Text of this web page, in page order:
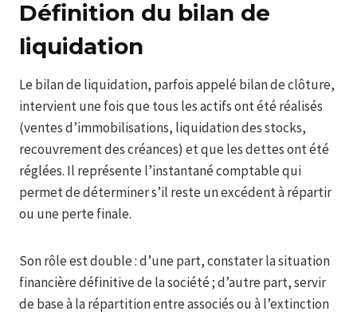
Définition du bilan de
liquidation
Le bilan de liquidation, parfois appelé bilan de clôture,
intervient une fois que tous les actifs ont été réalisés
(ventes d’immobilisations, liquidation des stocks,
recouvrement des créances) et que les dettes ont été
réglées. Il représente l’instantané comptable qui
permet de déterminer s’il reste un excédent à répartir
ou une perte finale.
Son rôle est double : d’une part, constater la situation
financière définitive de la société ; d’autre part, servir
de base à la répartition entre associés ou à l’extinction